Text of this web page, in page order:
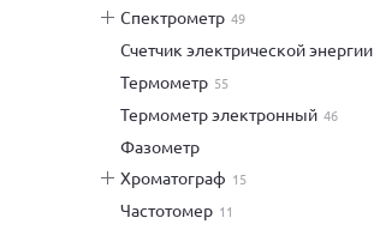
спектрометр 49
счетчик электрической энергии
термометр 55
термометр электронный 46
фазометр
хроматограф 15
частотомер 11